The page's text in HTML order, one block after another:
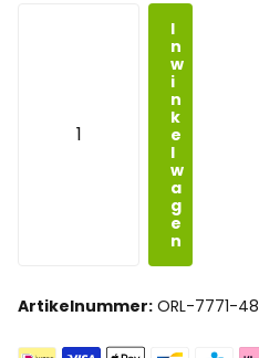
I
n
w
i
n
k
e
l
w
a
g
e
n
Artikelnummer: ORL-7771-48